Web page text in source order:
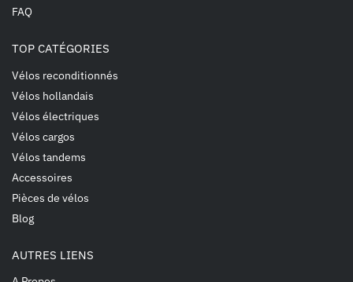
FAQ
TOP CATÉGORIES
Vélos reconditionnés
Vélos hollandais
Vélos électriques
Vélos cargos
Vélos tandems
Accessoires
Pièces de vélos
Blog
AUTRES LIENS